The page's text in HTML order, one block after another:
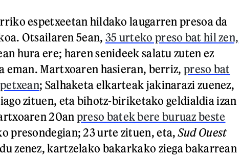
espetxeetan hildako laugarren presoa da
Otsailaren 5ean, 35 urteko preso bat hil zen,
hura ere; haren senideek salatu zuten ez
eman. Martxoaren hasieran, berriz, preso bat
; Salhaketa elkarteak jakinarazi zuenez,
zituen, eta bihotz-biriketako geldialdia izan
20an preso batek bere buruaz beste
presondegian; 23 urte zituen, eta,Sud Ouest
zenez, kartzelako bakarkako ziega bakarrean